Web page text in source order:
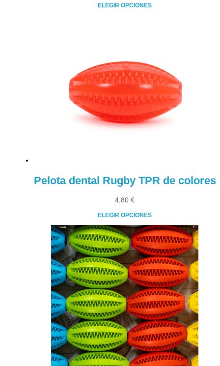
ELEGIR OPCIONES
variantes.
Las
opciones
se
pueden
elegir
en
Pelota dental Rugby TPR de colores
4,80 €
ELEGIR OPCIONES
Este
producto
tiene
múltiples
variantes.
Las
opciones
se
pueden
elegir
en
la
página